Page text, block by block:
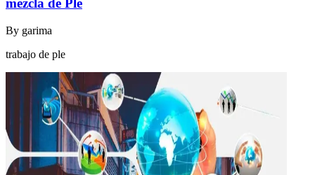
mezcla de Ple
By garima
trabajo de ple